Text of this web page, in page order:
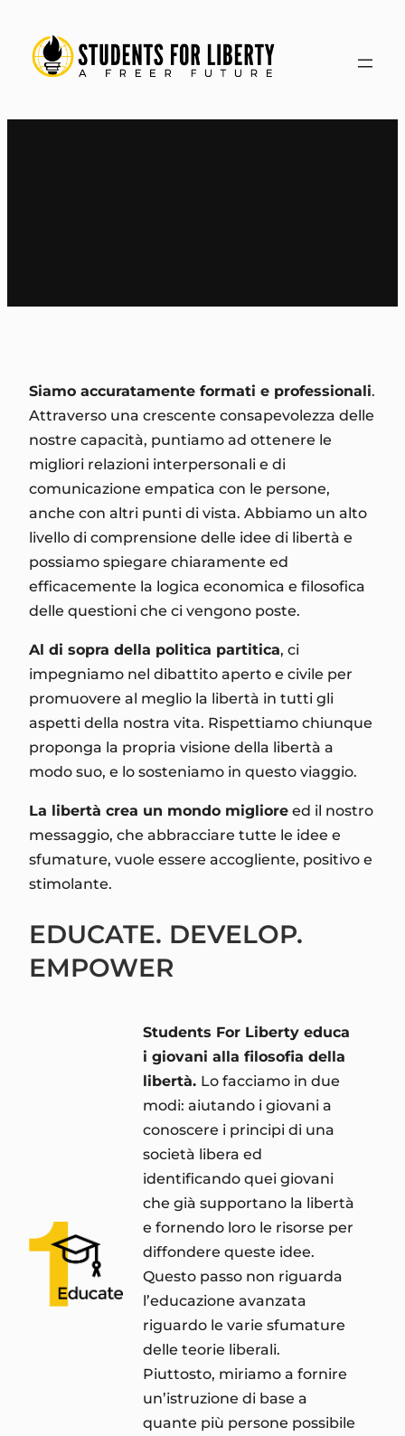
contenuto
Siamo accuratamente formati e professionali.
Attraverso una crescente consapevolezza delle
nostre capacità, puntiamo ad ottenere le
migliori relazioni interpersonali e di
comunicazione empatica con le persone,
anche con altri punti di vista. Abbiamo un alto
livello di comprensione delle idee di libertà e
possiamo spiegare chiaramente ed
efficacemente la logica economica e filosofica
delle questioni che ci vengono poste.
Al di sopra della politica partitica, ci
impegniamo nel dibattito aperto e civile per
promuovere al meglio la libertà in tutti gli
aspetti della nostra vita. Rispettiamo chiunque
proponga la propria visione della libertà a
modo suo, e lo sosteniamo in questo viaggio.
La libertà crea un mondo migliore ed il nostro
messaggio, che abbracciare tutte le idee e
sfumature, vuole essere accogliente, positivo e
stimolante.
EDUCATE. DEVELOP.
EMPOWER
Students For Liberty educa
i giovani alla filosofia della
libertà. Lo facciamo in due
modi: aiutando i giovani a
conoscere i principi di una
società libera ed
identificando quei giovani
che già supportano la libertà
e fornendo loro le risorse per
diffondere queste idee.
Questo passo non riguarda
l’educazione avanzata
riguardo le varie sfumature
delle teorie liberali.
Piuttosto, miriamo a fornire
un’istruzione di base a
quante più persone possibile